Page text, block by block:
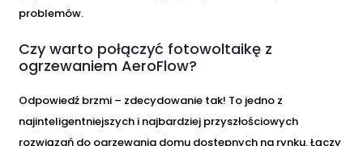
problemów.
Czy warto połączyć fotowoltaikę z
ogrzewaniem AeroFlow?
Odpowiedź brzmi – zdecydowanie tak! To jedno z
najinteligentniejszych i najbardziej przyszłościowych
rozwiązań do ogrzewania domu dostępnych na rynku. Łączy